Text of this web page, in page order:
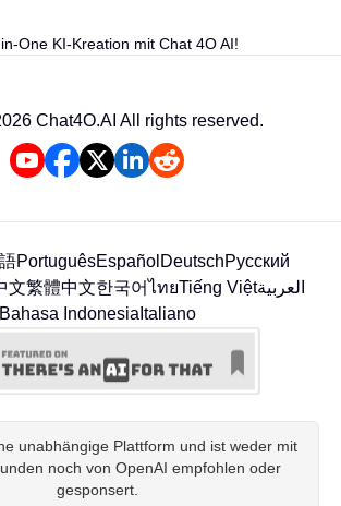
One KI-Kreation mit Chat 4O AI!
Chat4O.AI All rights reserved.
PortuguêsEspañol DeutschРусский
文繁體中文한국어ไทยTiếng Việtالعربية
Bahasa Indonesia Italiano
unabhängige Plattform und ist weder mit
noch von OpenAI empfohlen oder
gesponsert.